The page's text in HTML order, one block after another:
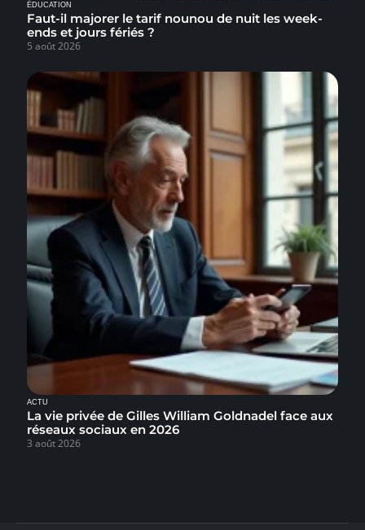
ÉDUCATION
Faut-il majorer le tarif nounou de nuit les week-
ends et jours fériés ?
5 août 2026
ACTU
La vie privée de Gilles William Goldnadel face aux
réseaux sociaux en 2026
3 août 2026